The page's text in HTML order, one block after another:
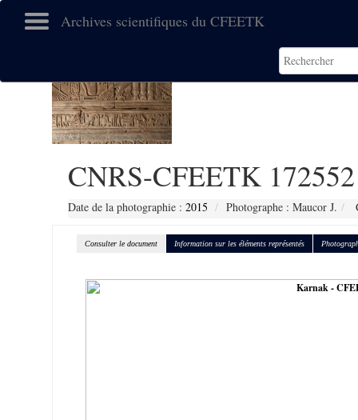
Archives scientifiques du CFEETK
CNRS-CFEETK 172552
Date de la photographie : 2015 Photographe : Maucor J.
Consulter le document Information sur les éléments représentés